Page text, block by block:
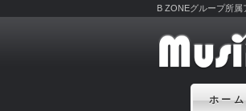
B ZONEグループ所属
ホー